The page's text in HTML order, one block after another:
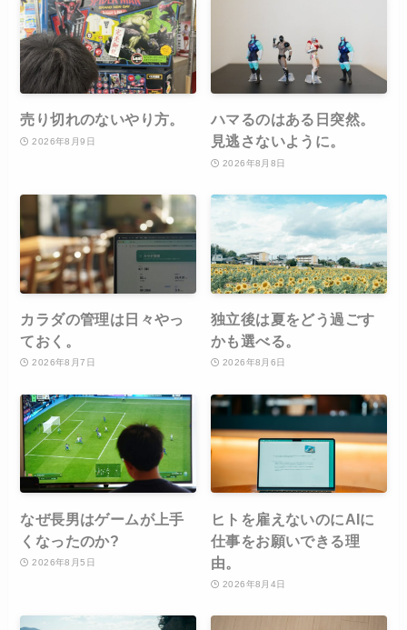
売り切れのないやり方。
2026年8月9日
ハマるのはある日突然。
見逃さないように。
2026年8月8日
カラダの管理は日々やっ
ておく。
2026年8月7日
独立後は夏をどう過ごす
かも選べる。
2026年8月6日
なぜ長男はゲームが上手
くなったのか?
2026年8月5日
ヒトを雇えないのにAIに
仕事をお願いできる理
由。
2026年8月4日